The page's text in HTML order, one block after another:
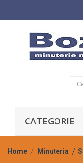
CATEGORIE
Home Minuteria